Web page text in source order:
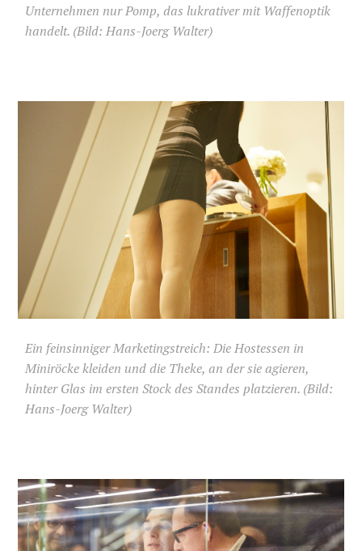
Unternehmen nur Pomp, das lukrativer mit Waffenoptik
handelt. (Bild: Hans-Joerg Walter)
Ein feinsinniger Marketingstreich: Die Hostessen in
Miniröcke kleiden und die Theke, an der sie agieren,
hinter Glas im ersten Stock des Standes platzieren. (Bild:
Hans-Joerg Walter)